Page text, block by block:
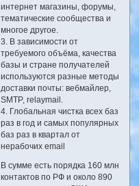
интернет магазины, форумы,
тематические сообщества и
многое другое.
3. В зависимости от
требуемого объёма, качества
базы и стране получателей
используются разные методы
доставки почты: вебмайлер,
SMTP, relaymail.
4. Глобальная чистка всех баз
раз в год и самых популярных
баз раз в квартал от
нерабочих email
В сумме есть порядка 160 млн
контактов по РФ и около 890